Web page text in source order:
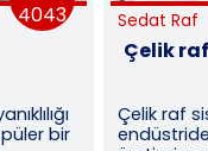
3248
farklı
kullanılır. Gıda